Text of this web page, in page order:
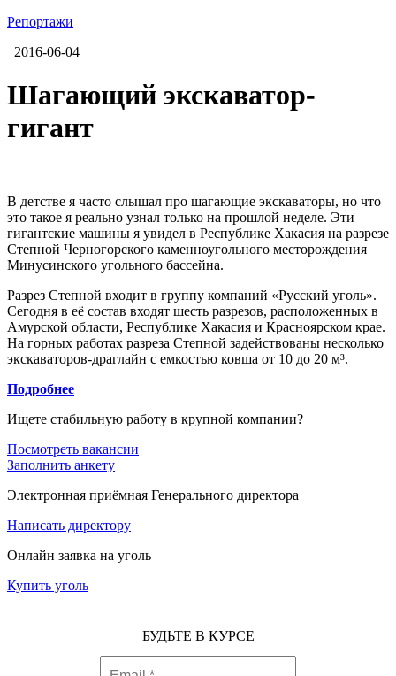
Репортажи
2016-06-04
Шагающий экскаватор-
гигант
В детстве я часто слышал про шагающие экскаваторы, но что
это такое я реально узнал только на прошлой неделе. Эти
гигантские машины я увидел в Республике Хакасия на разрезе
Степной Черногорского каменноугольного месторождения
Минусинского угольного бассейна.
Разрез Степной входит в группу компаний «Русский уголь».
Сегодня в её состав входят шесть разрезов, расположенных в
Амурской области, Республике Хакасия и Красноярском крае.
На горных работах разреза Степной задействованы несколько
экскаваторов-драглайн с емкостью ковша от 10 до 20 м³.
Подробнее
Ищете стабильную работу в крупной компании?
Посмотреть вакансии
Заполнить анкету
Электронная приёмная Генерального директора
Написать директору
Онлайн заявка на уголь
Купить уголь
БУДЬТЕ В КУРСЕ